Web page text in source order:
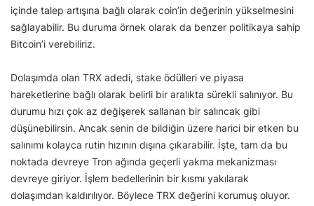
içinde talep artışına bağlı olarak coin’in değerinin yükselmesini
sağlayabilir. Bu duruma örnek olarak da benzer politikaya sahip
Bitcoin’i verebiliriz.
Dolaşımda olan TRX adedi, stake ödülleri ve piyasa
hareketlerine bağlı olarak belirli bir aralıkta sürekli salınıyor. Bu
durumu hızı çok az değişerek sallanan bir salıncak gibi
düşünebilirsin. Ancak senin de bildiğin üzere harici bir etken bu
salınımı kolayca rutin hızının dışına çıkarabilir. İşte, tam da bu
noktada devreye Tron ağında geçerli yakma mekanizması
devreye giriyor. İşlem bedellerinin bir kısmı yakılarak
dolaşımdan kaldırılıyor. Böylece TRX değerini korumuş oluyor.